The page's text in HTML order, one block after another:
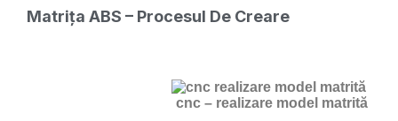
Matrița ABS – Procesul De Creare
cnc – realizare model matrită